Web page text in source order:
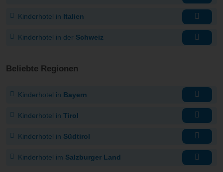
Kinderhotel in Italien
Kinderhotel in der Schweiz
Beliebte Regionen
Kinderhotel in Bayern
Kinderhotel in Tirol
Kinderhotel in Südtirol
Kinderhotel im Salzburger Land